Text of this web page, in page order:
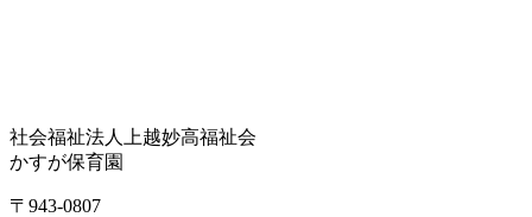
社会福祉法人上越妙高福祉会
かすが保育園
〒943-0807